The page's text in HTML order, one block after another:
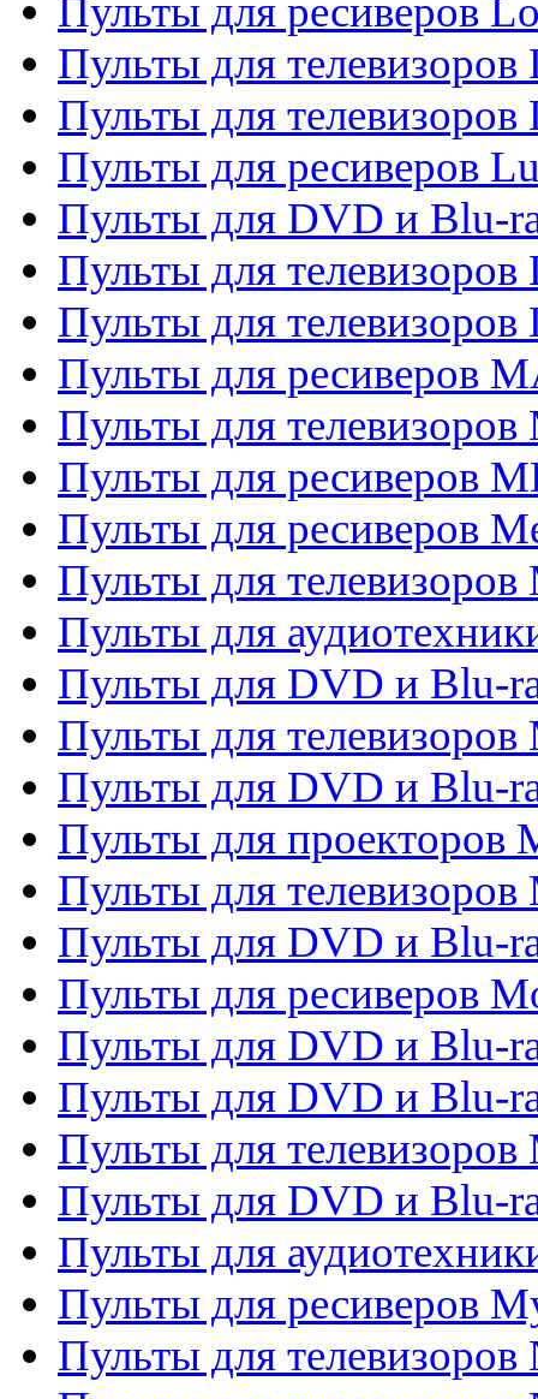
Пульты для ресиверов
Пульты для телевизоров
Пульты для
Пульты для ресиверов
Пульты для DVD и Blu-
Пульты для телевизоров
Пульты для телевизоров
Пульты для ресиверов
Пульты для телевизоров
Пульты для ресиверов
Пульты для ресиверов
Пульты для телевизоров
Пульты для
Пульты для DVD и Blu-
Пульты для
Пульты для DVD и Blu-
Пульты для проекторов
Пульты для
Пульты для DVD и Blu-
Пульты для ресиверов
Пульты для DVD и Blu-
Пульты для DVD и Blu-
Пульты для телевизоров
Пульты для DVD и Blu-
Пульты для
Пульты для ресиверов
Пульты для телевизоров